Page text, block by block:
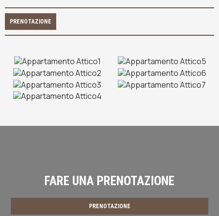
PRENOTAZIONE
FARE UNA PRENOTAZIONE
PRENOTAZIONE